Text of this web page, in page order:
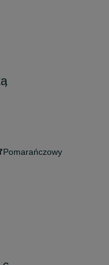
Pomarańczowy